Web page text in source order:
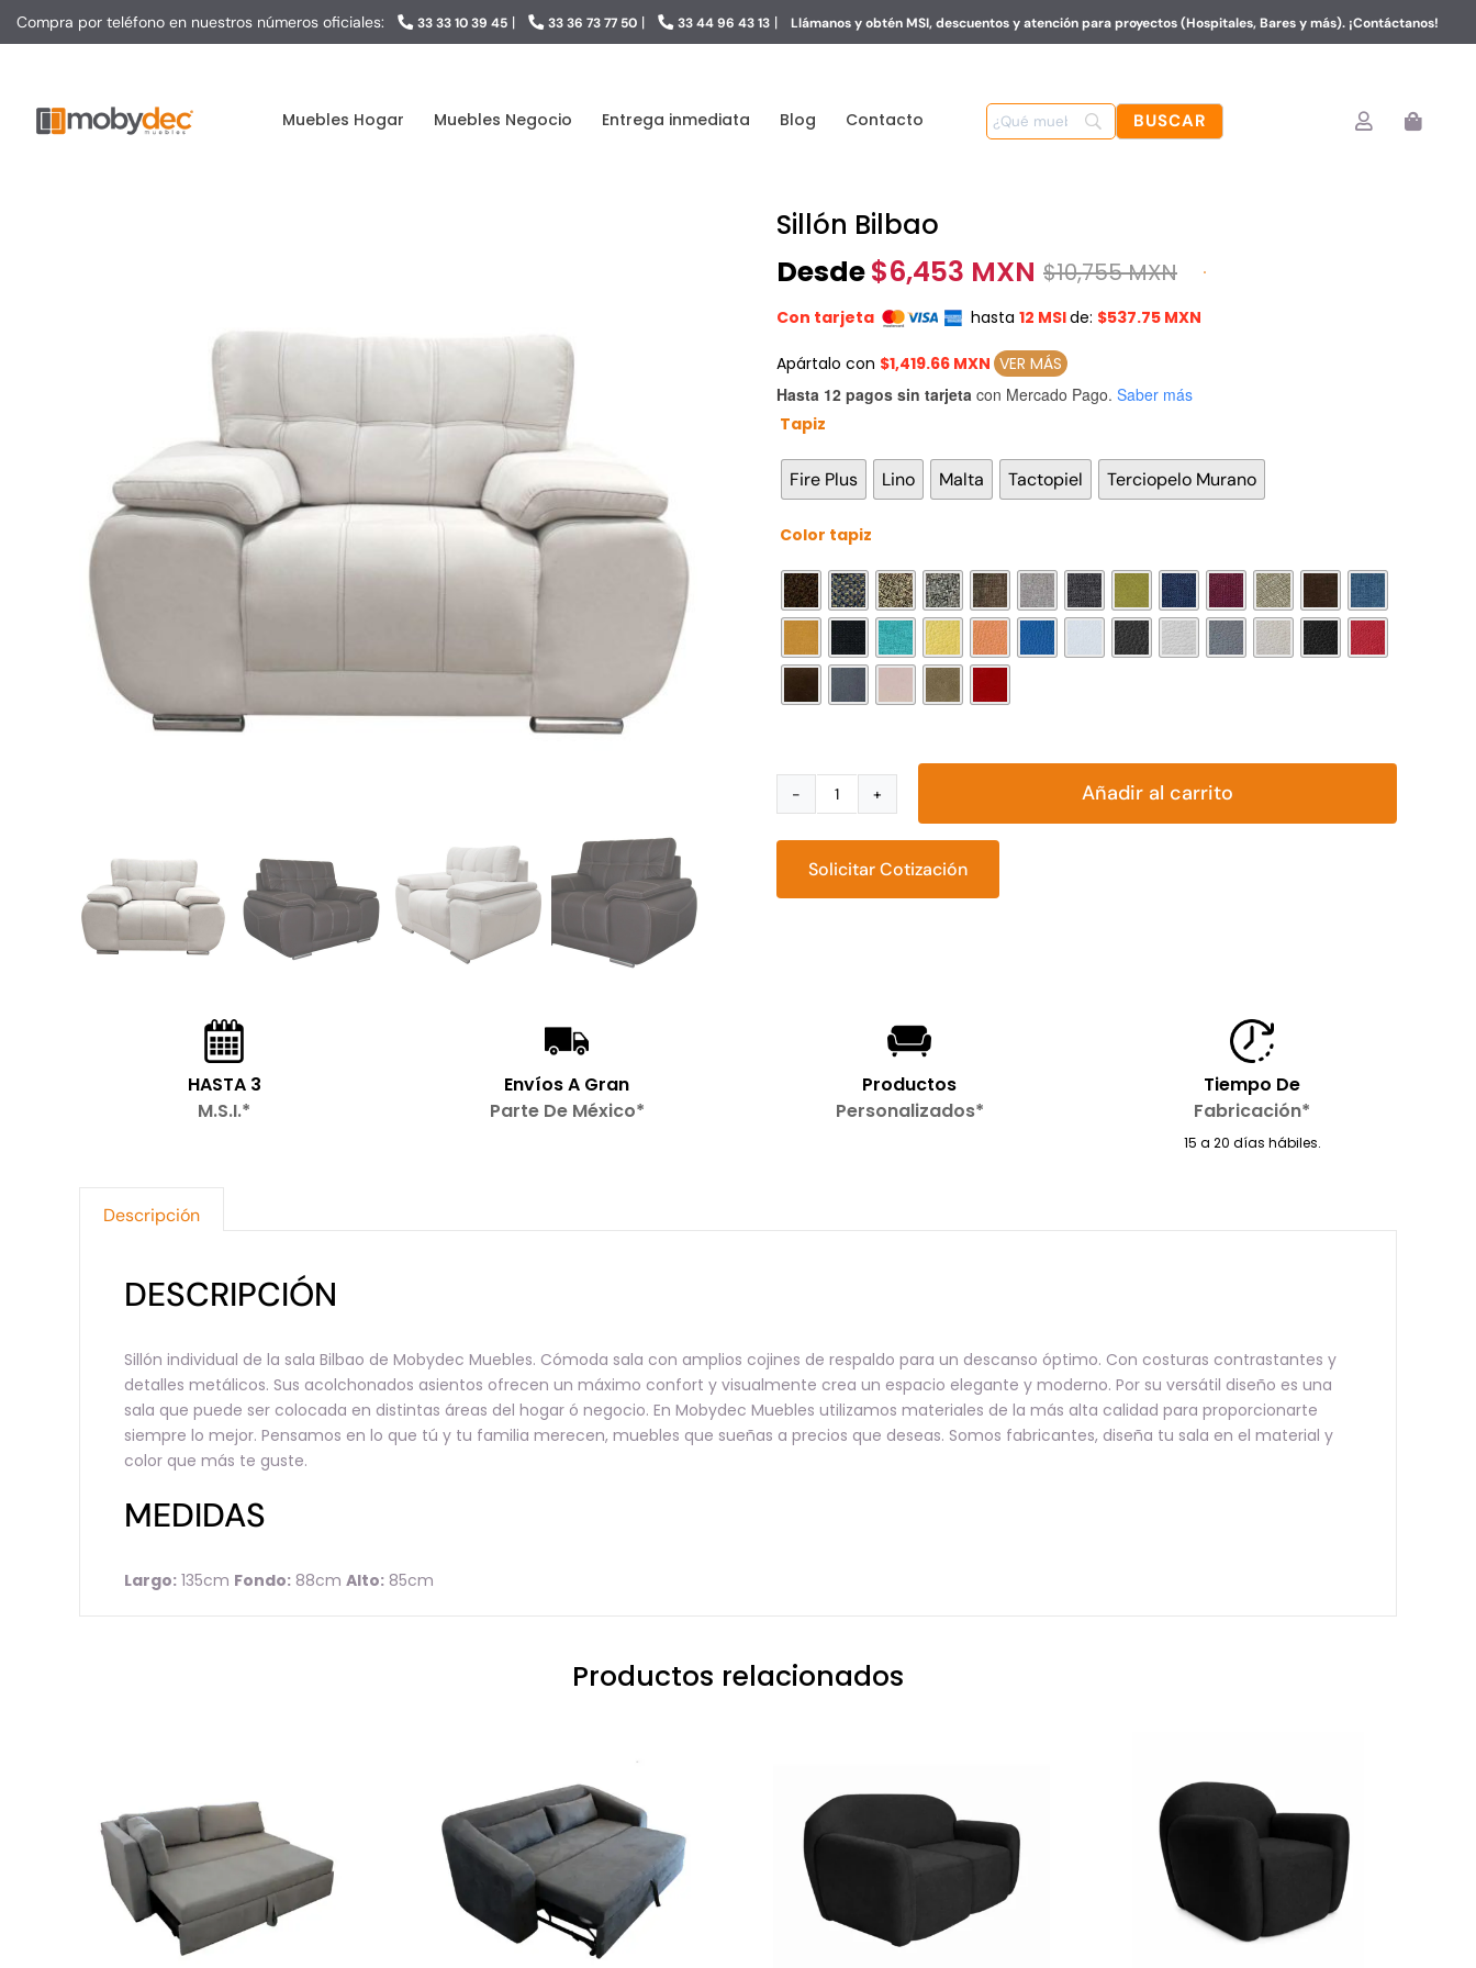
Skip
to
Compra por teléfono en nuestros números oficiales: 33 33 10 39 45| 33 36 73 77 50| 33 44 96 43 13| Llámanos y obtén MSI, descuentos y atención para proyectos (Hospitales, Bares y más). ¡Contáctanos!
Muebles Hogar Muebles Negocio Entrega inmediata Blog Contacto
Sillón Bilbao
Desde$6,453 MXN $10,755 MXN
Con tarjeta hasta 12 MSIde: $537.75 MXN
Apártalo con $1,419.66 MXN VER MÁS
Hasta 12 pagos sin tarjeta con Mercado Pago. Saber más
Tapiz
Fire Plus Lino Malta Tactopiel Terciopelo Murano
Color tapiz
Sillón
Bilbao
cantidad
Añadir al carrito
Solicitar Cotización
HASTA 3
M.S.I.*
Envíos A Gran
Parte De México*
Productos
Personalizados*
Tiempo De
Fabricación*
15 a 20 días hábiles.
Descripción
DESCRIPCIÓN
Sillón individual de la sala Bilbao de Mobydec Muebles. Cómoda sala con amplios cojines de respaldo para un descanso óptimo. Con costuras contrastantes y
detalles metálicos. Sus acolchonados asientos ofrecen un máximo confort y visualmente crea un espacio elegante y moderno. Por su versátil diseño es una
sala que puede ser colocada en distintas áreas del hogar ó negocio. En Mobydec Muebles utilizamos materiales de la más alta calidad para proporcionarte
siempre lo mejor. Pensamos en lo que tú y tu familia merecen, muebles que sueñas a precios que deseas. Somos fabricantes, diseña tu sala en el material y
color que más te guste.
MEDIDAS
Largo:135cm Fondo:88cm Alto:85cm
Productos relacionados